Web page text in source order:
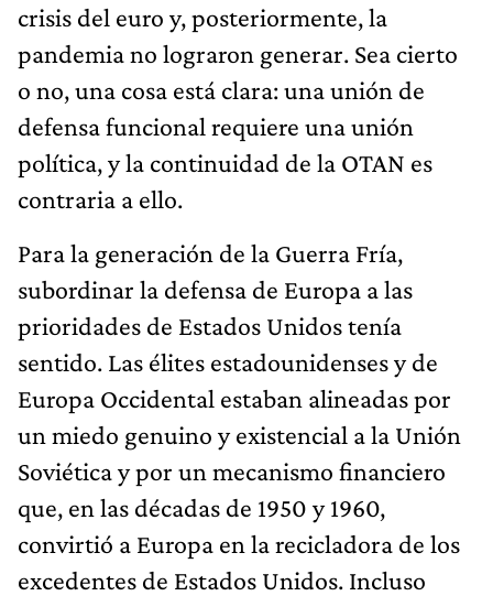
crisis del euro y, posteriormente, la
pandemia no lograron generar. Sea cierto
o no, una cosa está clara: una unión de
defensa funcional requiere una unión
política, y la continuidad de la OTAN es
contraria a ello.
Para la generación de la Guerra Fría,
subordinar la defensa de Europa a las
prioridades de Estados Unidos tenía
sentido. Las élites estadounidenses y de
Europa Occidental estaban alineadas por
un miedo genuino y existencial a la Unión
Soviética y por un mecanismo financiero
que, en las décadas de 1950 y 1960,
convirtió a Europa en la recicladora de los
excedentes de Estados Unidos. Incluso